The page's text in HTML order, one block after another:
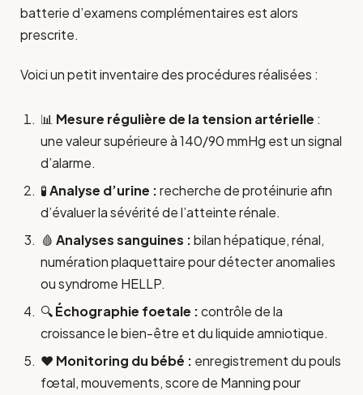
batterie d’examens complémentaires est alors
prescrite.
Voici un petit inventaire des procédures réalisées :
📊 Mesure régulière de la tension artérielle :
une valeur supérieure à 140/90 mmHg est un signal
d’alarme.
🧪Analyse d’urine :recherche de protéinurie afin
d’évaluer la sévérité de l’atteinte rénale.
🩸 Analyses sanguines :bilan hépatique, rénal,
numération plaquettaire pour détecter anomalies
ou syndrome HELLP.
🔍Échographie foetale :contrôle de la
croissance le bien-être et du liquide amniotique.
❤️ Monitoring du bébé : enregistrement du pouls
fœtal, mouvements, score de Manning pour